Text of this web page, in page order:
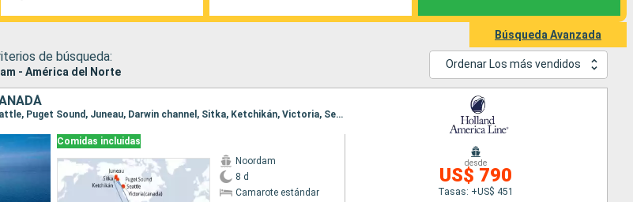
Búsqueda Avanzada
de búsqueda:
- América del Norte
Ordenar Los más vendidos
Itinerario : Seattle, Puget Sound, Seattle, Puget Sound, Juneau, Darwin channel, Sitka, Ketchikán, Victoria, Seattle
Comidas incluidas
Noordam
8 d
Camarote estándar
desde
US$ 790
Tasas: +US$ 451